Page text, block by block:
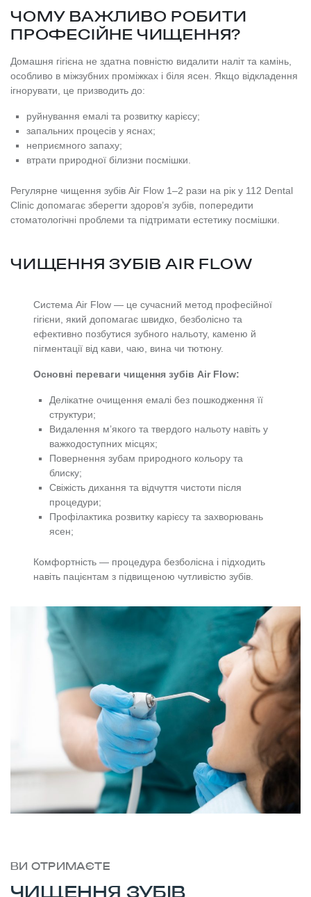
ЧОМУ ВАЖЛИВО РОБИТИ
ПРОФЕСІЙНЕ ЧИЩЕННЯ?
Домашня гігієна не здатна повністю видалити наліт та камінь,
особливо в міжзубних проміжках і біля ясен. Якщо відкладення
ігнорувати, це призводить до:
руйнування емалі та розвитку карієсу;
запальних процесів у яснах;
неприємного запаху;
втрати природної білизни посмішки.
Регулярне чищення зубів Air Flow 1–2 рази на рік у 112 Dental
Clinic допомагає зберегти здоров’я зубів, попередити
стоматологічні проблеми та підтримати естетику посмішки.
ЧИЩЕННЯ ЗУБІВ AIR FLOW
Система Air Flow — це сучасний метод професійної
гігієни, який допомагає швидко, безболісно та
ефективно позбутися зубного нальоту, каменю й
пігментації від кави, чаю, вина чи тютюну.
Основні переваги чищення зубів Air Flow:
Делікатне очищення емалі без пошкодження її
структури;
Видалення м’якого та твердого нальоту навіть у
важкодоступних місцях;
Повернення зубам природного кольору та
блиску;
Свіжість дихання та відчуття чистоти після
процедури;
Профілактика розвитку карієсу та захворювань
ясен;
Комфортність — процедура безболісна і підходить
навіть пацієнтам з підвищеною чутливістю зубів.
ВИ ОТРИМАЄТЕ
ЧИЩЕННЯ ЗУБІВ